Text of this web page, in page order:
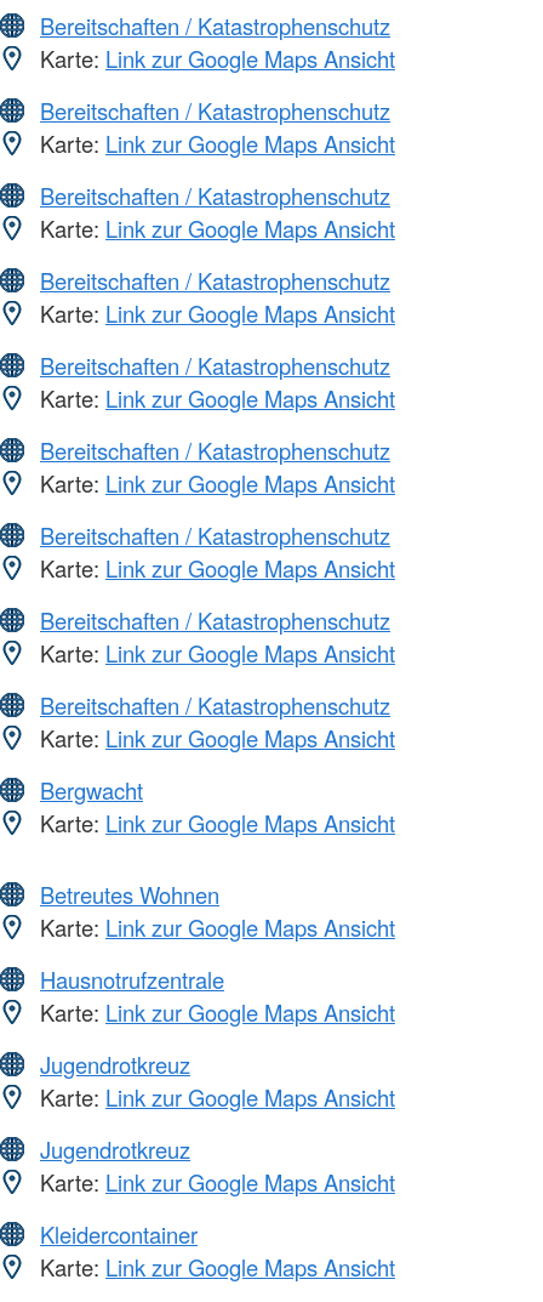
Bereitschaften / Katastrophenschutz
Karte: Link zur Google Maps Ansicht
Bereitschaften / Katastrophenschutz
Karte: Link zur Google Maps Ansicht
Bereitschaften / Katastrophenschutz
Karte: Link zur Google Maps Ansicht
Bereitschaften / Katastrophenschutz
Karte: Link zur Google Maps Ansicht
Bereitschaften / Katastrophenschutz
Karte: Link zur Google Maps Ansicht
Bereitschaften / Katastrophenschutz
Karte: Link zur Google Maps Ansicht
Bereitschaften / Katastrophenschutz
Karte: Link zur Google Maps Ansicht
Bereitschaften / Katastrophenschutz
Karte: Link zur Google Maps Ansicht
Bereitschaften / Katastrophenschutz
Karte: Link zur Google Maps Ansicht
Bergwacht
Karte: Link zur Google Maps Ansicht
Betreutes Wohnen
Karte: Link zur Google Maps Ansicht
Hausnotrufzentrale
Karte: Link zur Google Maps Ansicht
Jugendrotkreuz
Karte: Link zur Google Maps Ansicht
Jugendrotkreuz
Karte: Link zur Google Maps Ansicht
Kleidercontainer
Karte: Link zur Google Maps Ansicht